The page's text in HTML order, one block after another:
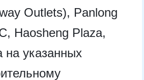
Outlets), Panlong
Haosheng Plaza,
на указанных